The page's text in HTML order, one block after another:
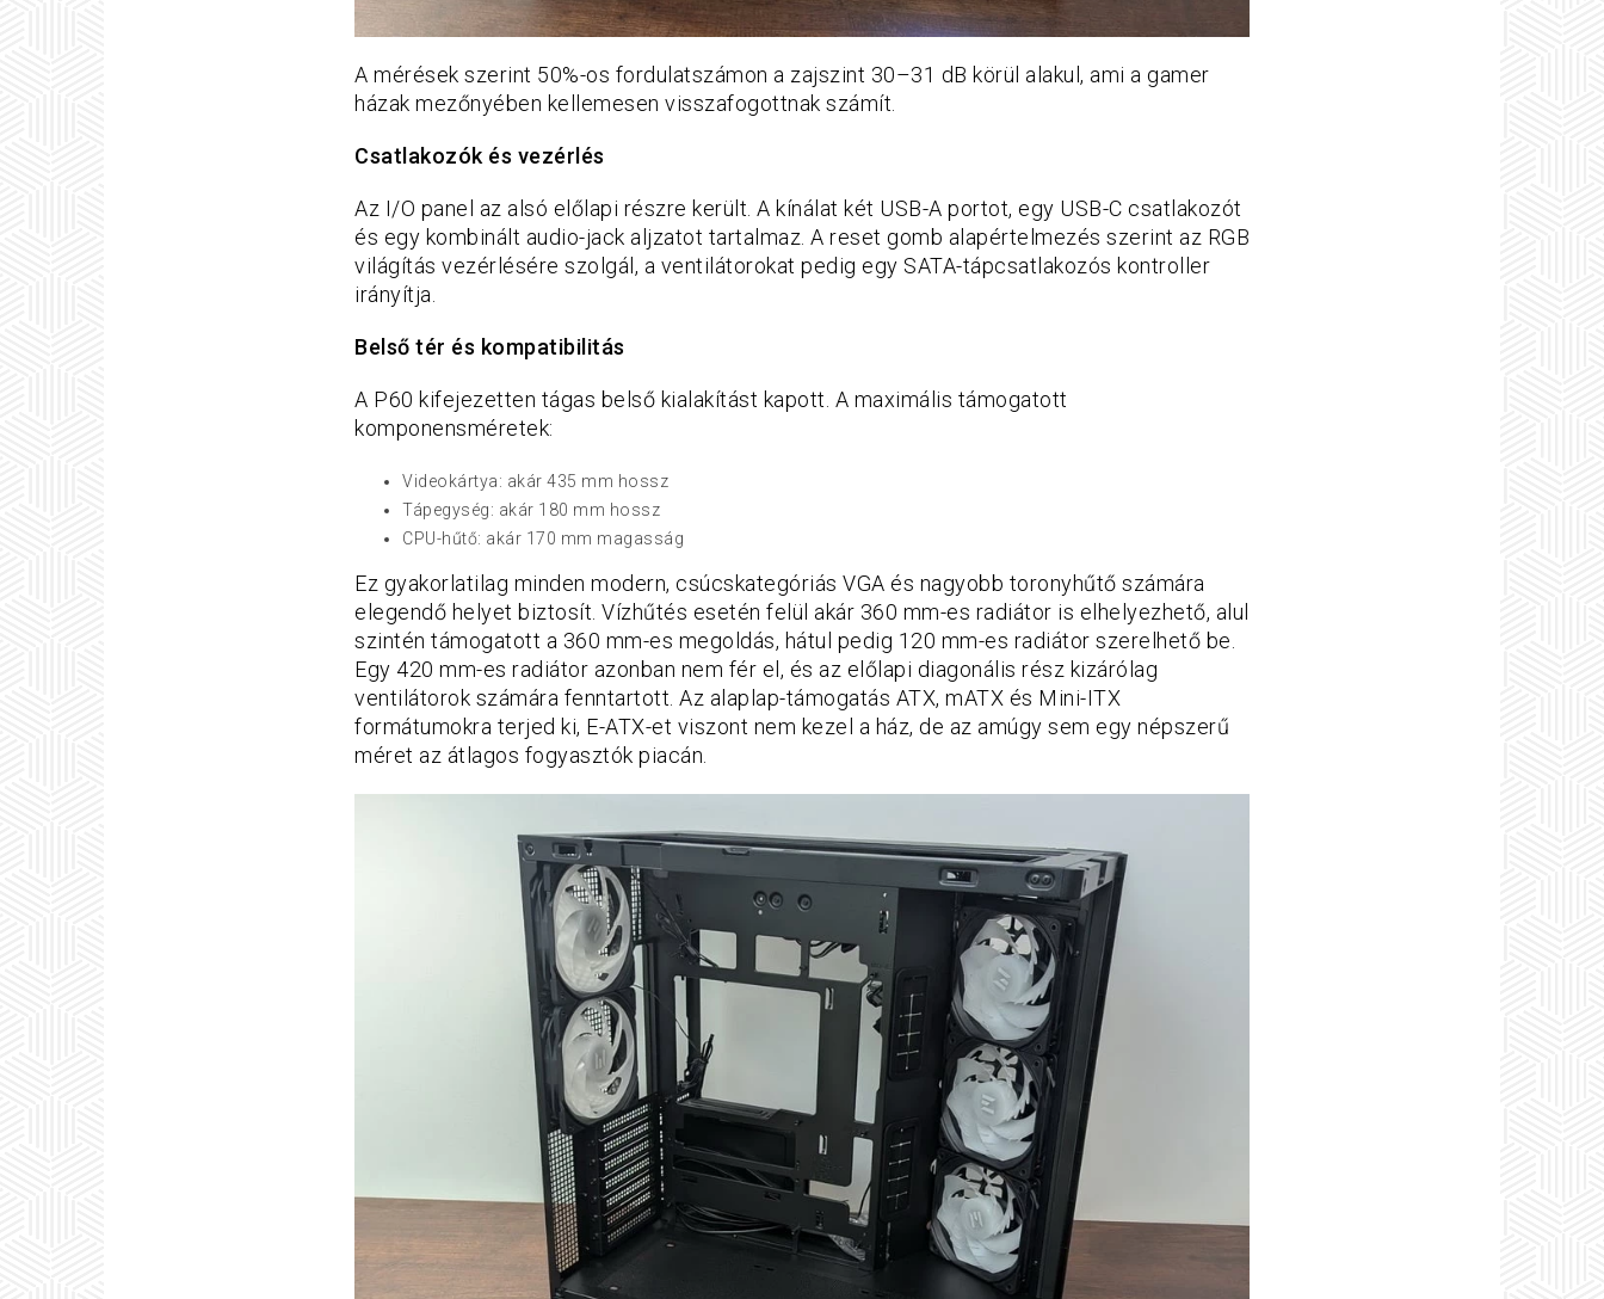
A mérések szerint 50%-os fordulatszámon a zajszint 30–31 dB körül alakul, ami a gamer
házak mezőnyében kellemesen visszafogottnak számít.
Csatlakozók és vezérlés
Az I/O panel az alsó előlapi részre került. A kínálat két USB-A portot, egy USB-C csatlakozót
és egy kombinált audio-jack aljzatot tartalmaz. A reset gomb alapértelmezés szerint az RGB
világítás vezérlésére szolgál, a ventilátorokat pedig egy SATA-tápcsatlakozós kontroller
irányítja.
Belső tér és kompatibilitás
A P60 kifejezetten tágas belső kialakítást kapott. A maximális támogatott
komponensméretek:
Videokártya: akár 435 mm hossz
Tápegység: akár 180 mm hossz
CPU-hűtő: akár 170 mm magasság
Ez gyakorlatilag minden modern, csúcskategóriás VGA és nagyobb toronyhűtő számára
elegendő helyet biztosít. Vízhűtés esetén felül akár 360 mm-es radiátor is elhelyezhető, alul
szintén támogatott a 360 mm-es megoldás, hátul pedig 120 mm-es radiátor szerelhető be.
Egy 420 mm-es radiátor azonban nem fér el, és az előlapi diagonális rész kizárólag
ventilátorok számára fenntartott. Az alaplap-támogatás ATX, mATX és Mini-ITX
formátumokra terjed ki, E-ATX-et viszont nem kezel a ház, de az amúgy sem egy népszerű
méret az átlagos fogyasztók piacán.